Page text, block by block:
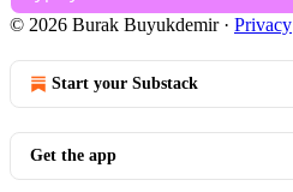
© 2026 Burak Buyukdemir· Privacy
Start your Substack
Get the app